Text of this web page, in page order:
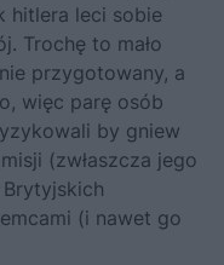
hitlera leci sobie
Trochę to mało
przygotowany, a
więc parę osób
by gniew
(zwłaszcza jego
(i nawet go